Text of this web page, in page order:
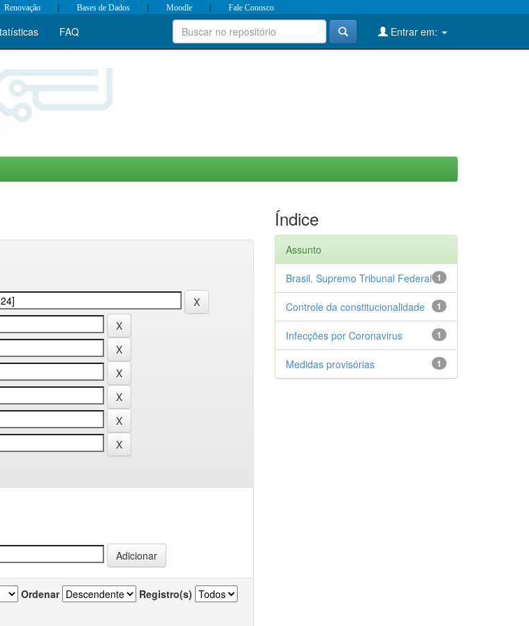
Renovação | Bases de Dados | Moodle | Fale Conosco
FAQ Entrar em:
Ordenar Registro(s)
Índice
Assunto
1
Brasil. Supremo Tribunal Federal
1
Controle da constitucionalidade
1
Infecções por Coronavirus
1
Medidas provisórias